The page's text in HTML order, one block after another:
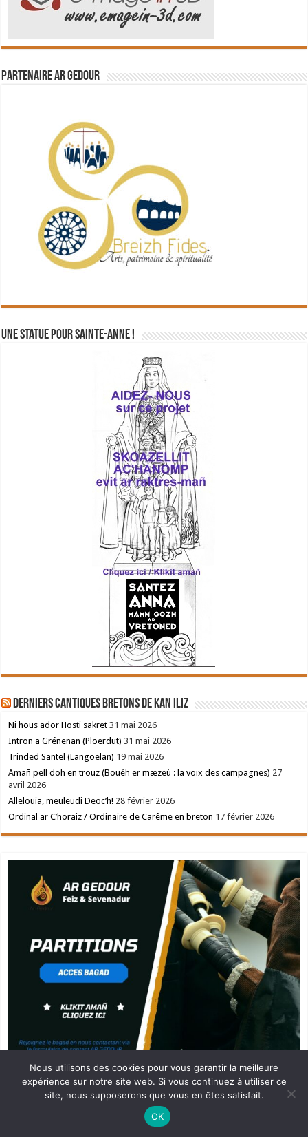
Partenaire Ar Gedour
Une statue pour Sainte-Anne !
Derniers cantiques bretons de Kan Iliz
Ni hous ador Hosti sakret 31 mai 2026
Intron a Grénenan (Ploërdut) 31 mai 2026
Trinded Santel (Langoëlan) 19 mai 2026
Amañ pell doh en trouz (Bouéh er mæzeù : la voix des campagnes) 27
avril 2026
Allelouia, meuleudi Deoc’h! 28 février 2026
Ordinal ar C’horaiz / Ordinaire de Carême en breton 17 février 2026
Partenaire Ar Gedour
Ne manquez pas la nouveauté de Bernard Rio "LA REVOLUTION DES
CLIQUEZ ICI POUR EN SAVOIR PLUS
Nous utilisons des cookies pour vous garantir la meilleure
expérience sur notre site web. Si vous continuez à utiliser ce
site, nous supposerons que vous en êtes satisfait.
OK